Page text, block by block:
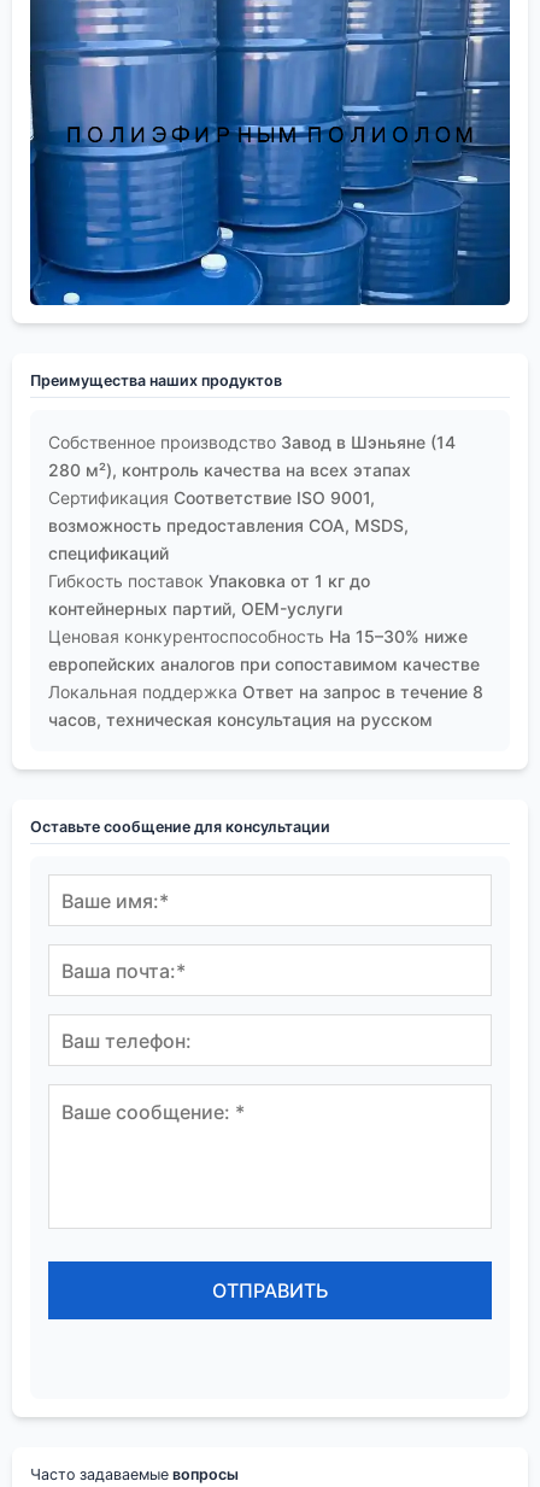
Преимущества наших продуктов
Собственное производство Завод в Шэньяне (14
280 м²), контроль качества на всех этапах
Сертификация Соответствие ISO 9001,
возможность предоставления COA, MSDS,
спецификаций
Гибкость поставок Упаковка от 1 кг до
контейнерных партий, OEM-услуги
Ценовая конкурентоспособность На 15–30% ниже
европейских аналогов при сопоставимом качестве
Локальная поддержка Ответ на запрос в течение 8
часов, техническая консультация на русском
Оставьте сообщение для консультации
Часто задаваемые вопросы